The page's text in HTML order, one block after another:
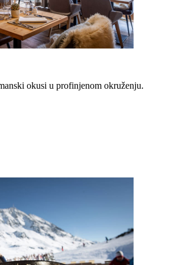
i Germknödel.
okusi u profinjenom okruženju.